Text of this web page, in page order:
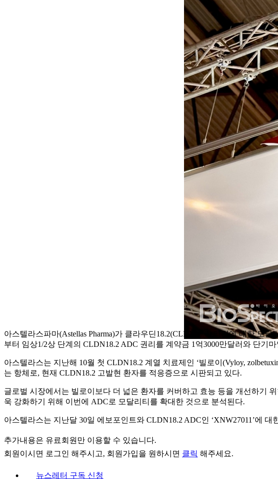
아스텔라스파마(Astellas Pharma)가 클라우딘18.2(CLDN18.2) 타깃에 대한 모
부터 임상1/2상 단계의 CLDN18.2 ADC 권리를 계약금 1억3000만달러와 단기
아스텔라스는 지난해 10월 첫 CLDN18.2 계열 치료제인 ‘빌로이(Vyloy,
는 항체로, 현재 CLDN18.2 고발현 환자를 적응증으로 시판되고 있다.
글로벌 시장에서는 빌로이보다 더 넓은 환자를 커버하고 효능 등을 개선하기
욱 강화하기 위해 이번에 ADC로 모달리티를 확대한 것으로 분석된다.
아스텔라스는 지난달 30일 에보포인트와 CLDN18.2 ADC인 ‘XNW27011’에
추가내용은 유료회원만 이용할 수 있습니다.
회원이시면 로그인 해주시고, 회원가입을 원하시면 클릭 해주세요.
뉴스레터 구독 신청